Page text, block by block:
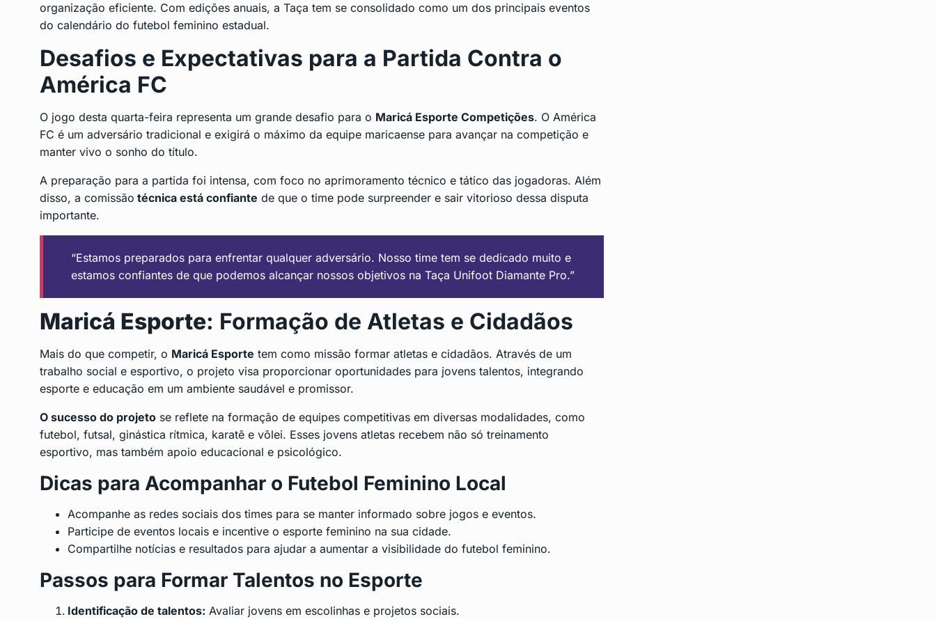
organização eficiente. Com edições anuais, a Taça tem se consolidado como um dos principais eventos
do calendário do futebol feminino estadual.
Desafios e Expectativas para a Partida Contra o
América FC
O jogo desta quarta-feira representa um grande desafio para o Maricá Esporte Competições. O América
FC é um adversário tradicional e exigirá o máximo da equipe maricaense para avançar na competição e
manter vivo o sonho do título.
A preparação para a partida foi intensa, com foco no aprimoramento técnico e tático das jogadoras. Além
disso, a comissão técnica está confiante de que o time pode surpreender e sair vitorioso dessa disputa
importante.
“Estamos preparados para enfrentar qualquer adversário. Nosso time tem se dedicado muito e
estamos confiantes de que podemos alcançar nossos objetivos na Taça Unifoot Diamante Pro.”
Maricá Esporte: Formação de Atletas e Cidadãos
Mais do que competir, o Maricá Esporte tem como missão formar atletas e cidadãos. Através de um
trabalho social e esportivo, o projeto visa proporcionar oportunidades para jovens talentos, integrando
esporte e educação em um ambiente saudável e promissor.
O sucesso do projeto se reflete na formação de equipes competitivas em diversas modalidades, como
futebol, futsal, ginástica rítmica, karatê e vôlei. Esses jovens atletas recebem não só treinamento
esportivo, mas também apoio educacional e psicológico.
Dicas para Acompanhar o Futebol Feminino Local
Acompanhe as redes sociais dos times para se manter informado sobre jogos e eventos.
Participe de eventos locais e incentive o esporte feminino na sua cidade.
Compartilhe notícias e resultados para ajudar a aumentar a visibilidade do futebol feminino.
Passos para Formar Talentos no Esporte
Identificação de talentos: Avaliar jovens em escolinhas e projetos sociais.